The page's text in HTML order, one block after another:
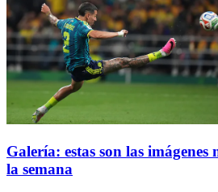
Galería: estas son las imágenes
la semana